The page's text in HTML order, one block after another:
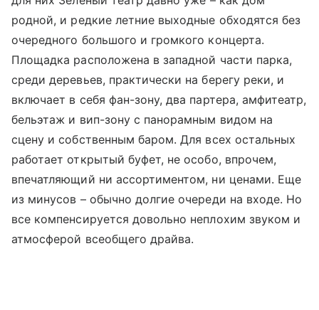
родной, и редкие летние выходные обходятся без
очередного большого и громкого концерта.
Площадка расположена в западной части парка,
среди деревьев, практически на берегу реки, и
включает в себя фан-зону, два партера, амфитеатр,
бельэтаж и вип-зону с панорамным видом на
сцену и собственным баром. Для всех остальных
работает открытый буфет, не особо, впрочем,
впечатляющий ни ассортиментом, ни ценами. Еще
из минусов – обычно долгие очереди на входе. Но
все компенсируется довольно неплохим звуком и
атмосферой всеобщего драйва.